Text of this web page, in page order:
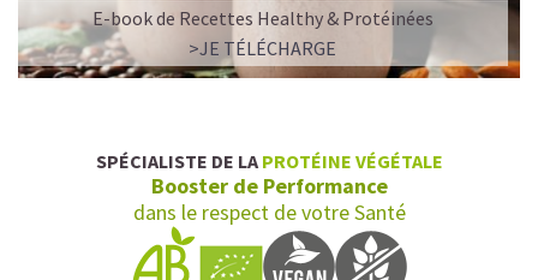
E-book de Recettes Healthy & Protéinées
>JE TÉLÉCHARGE
SPÉCIALISTE DE LA PROTÉINE VÉGÉTALE
Booster de Performance
dans le respect de votre Santé